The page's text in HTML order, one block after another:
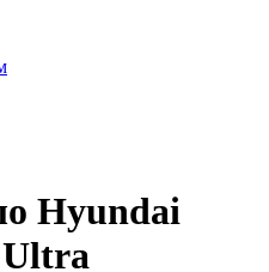
Hyundai
Ultra